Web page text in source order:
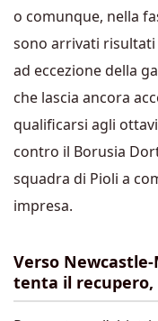
o comunque, nella
sono arrivati
ad eccezione della
che lascia ancora
qualificarsi agli
contro il Borusia
squadra di Pioli a
impresa.
Verso
tenta il